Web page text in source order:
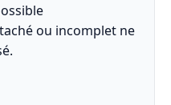
ou incomplet ne